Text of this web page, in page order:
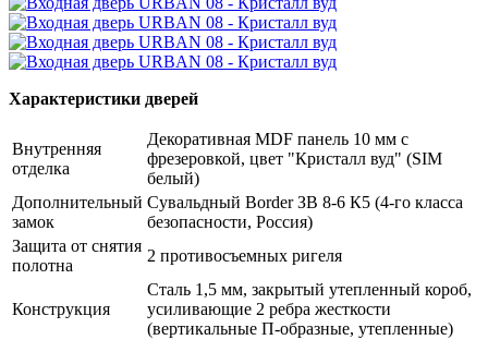
Характеристики дверей
Внутренняя
отделка
Декоративная MDF панель 10 мм с
фрезеровкой, цвет "Кристалл вуд" (SIM
белый)
Дополнительный
замок
Сувальдный Border ЗВ 8-6 К5 (4-го класса
безопасности, Россия)
Защита от снятия
полотна
2 противосъемных ригеля
Конструкция
Сталь 1,5 мм, закрытый утепленный короб,
усиливающие 2 ребра жесткости
(вертикальные П-образные, утепленные)